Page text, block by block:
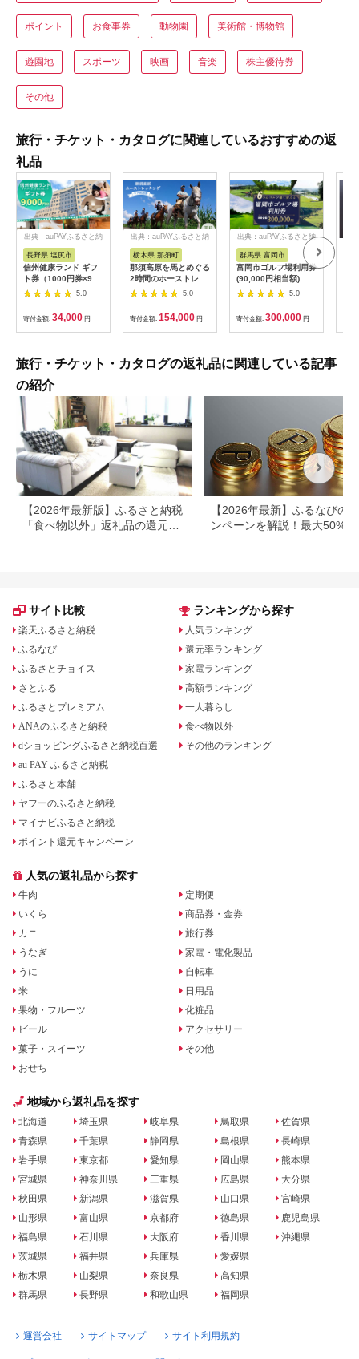
ポイント お食事券 動物園 美術館・博物館
遊園地 スポーツ 映画 音楽 株主優待券
その他
旅行・チケット・カタログに関連しているおすすめの返
礼品
出典：auPAYふるさと納
長野県 塩尻市
信州健康ランド ギフ
ト券（1000円券×9
枚） | 信州健康ランド
サウナ 大浴場 ボディ
ケア リラクゼーショ
ン 施設 宿泊 家族連れ
長野県 塩尻市
5.0
寄付金額: 34,000 円
出典：auPAYふるさと納
栃木県 那須町
那須高原を馬とめぐる
2時間のホーストレッ
キング 外乗ペア利用
券【平日限定】チケッ
ト 利用券 ペア 体験
乗馬 初心者歓迎〔P-
100〕
5.0
寄付金額: 154,000 円
出典：auPAYふるさと納
群馬県 富岡市
富岡市ゴルフ場利用券
(90,000円相当額) ゴ
ルフ チケット 平日 土
日 祝日 プレー券 関東
群馬県 首都圏 F20E-
350
5.0
寄付金額: 300,000 円
旅行・チケット・カタログの返礼品に関連している記事
の紹介
【2026年最新版】ふるさと納税
「食べ物以外」返礼品の還元率
【2026年最新】ふるなびの
ンペーンを解説！最大50%還
サイト比較
楽天ふるさと納税
ふるなび
ふるさとチョイス
さとふる
ふるさとプレミアム
ANAのふるさと納税
dショッピングふるさと納税百選
au PAY ふるさと納税
ふるさと本舗
ヤフーのふるさと納税
マイナビふるさと納税
ポイント還元キャンペーン
ランキングから探す
人気ランキング
還元率ランキング
家電ランキング
高額ランキング
一人暮らし
食べ物以外
その他のランキング
人気の返礼品から探す
牛肉
いくら
カニ
うなぎ
うに
米
果物・フルーツ
ビール
菓子・スイーツ
おせち
定期便
商品券・金券
旅行券
家電・電化製品
自転車
日用品
化粧品
アクセサリー
その他
地域から返礼品を探す
北海道
青森県
岩手県
宮城県
秋田県
山形県
福島県
茨城県
栃木県
群馬県
埼玉県
千葉県
東京都
神奈川県
新潟県
富山県
石川県
福井県
山梨県
長野県
岐阜県
静岡県
愛知県
三重県
滋賀県
京都府
大阪府
兵庫県
奈良県
和歌山県
鳥取県
島根県
岡山県
広島県
山口県
徳島県
香川県
愛媛県
高知県
福岡県
佐賀県
長崎県
熊本県
大分県
宮崎県
鹿児島県
沖縄県
運営会社 サイトマップ サイト利用規約